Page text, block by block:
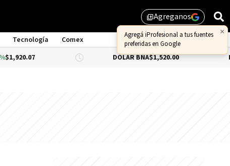
library_addAgreganos
×
Agregá iProfesional a tus fuentes
preferidas en Google
Tecnología
Comex
DÓLAR BNA $1,520.00 DÓLAR